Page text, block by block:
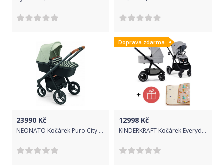
23990 Kč
NEONATO Kočárek Puro City Col.40A
Doprava zdarma
12998 Kč
KINDERKRAFT Kočárek Everyday 2v1 Light Grey + PETITE&MARS Podložka na hraní Joy City ZDARMA